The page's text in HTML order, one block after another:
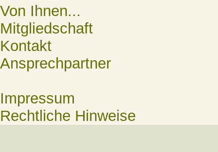
Von Ihnen...
Mitgliedschaft
Kontakt
Ansprechpartner
Impressum
Rechtliche Hinweise